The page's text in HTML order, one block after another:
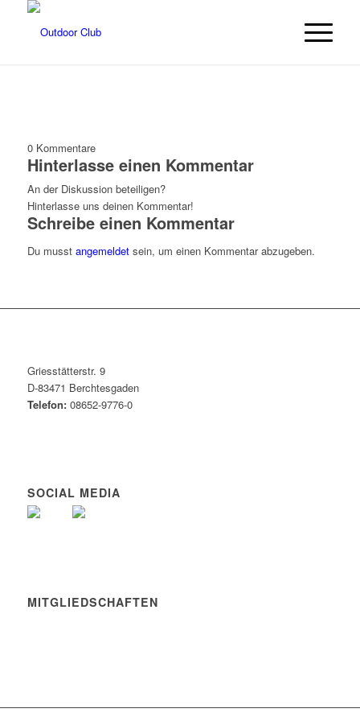
0 Kommentare
Hinterlasse einen Kommentar
An der Diskussion beteiligen?
Hinterlasse uns deinen Kommentar!
Schreibe einen Kommentar
Du musst angemeldetsein, um einen Kommentar abzugeben.
Griesstätterstr. 9
D-83471 Berchtesgaden
Telefon:08652-9776-0
SOCIAL MEDIA
MITGLIEDSCHAFTEN